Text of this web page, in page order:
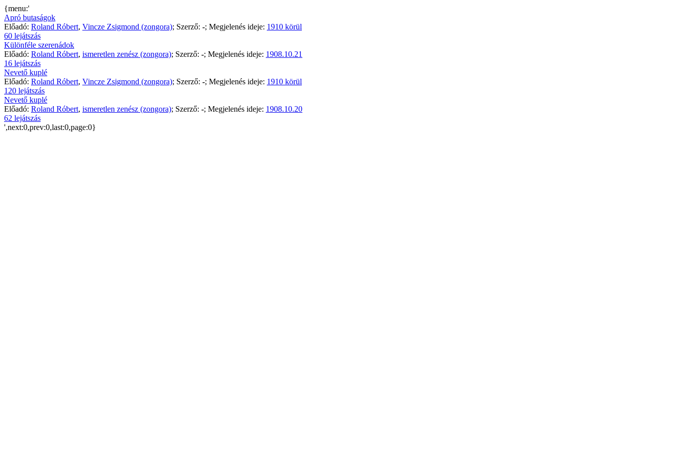
{menu:'
Apró butaságok
Előadó: Roland Róbert, Vincze Zsigmond (zongora); Szerző: -; Megjelenés ideje: 1910 körül
60 lejátszás
Különféle szerenádok
Előadó: Roland Róbert, ismeretlen zenész (zongora); Szerző: -; Megjelenés ideje: 1908.10.21
16 lejátszás
Nevető kuplé
Előadó: Roland Róbert, Vincze Zsigmond (zongora); Szerző: -; Megjelenés ideje: 1910 körül
120 lejátszás
Nevető kuplé
Előadó: Roland Róbert, ismeretlen zenész (zongora); Szerző: -; Megjelenés ideje: 1908.10.20
62 lejátszás
',next:0,prev:0,last:0,page:0}